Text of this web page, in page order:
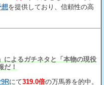
想を提供しており、信頼性の高
によるガチネタと「本物の現役
だ！
にて319.0倍の万馬券を的中。